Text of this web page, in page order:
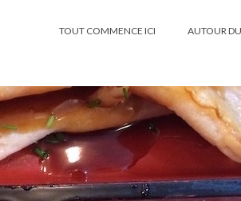
TOUT COMMENCE ICI AUTOUR